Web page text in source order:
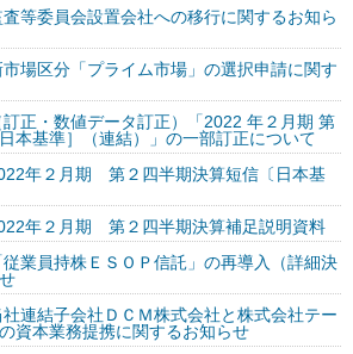
査等委員会設置会社への移行に関するお知ら
市場区分「プライム市場」の選択申請に関す
訂正・数値データ訂正）「2022 年２月期 第
本基準］（連結）」の一部訂正について
年２月期 第２四半期決算短信〔日本基
年２月期 第２四半期決算補足説明資料
従業員持株ＥＳＯＰ信託」の再導入（詳細決
社連結子会社ＤＣＭ株式会社と株式会社テー
資本業務提携に関するお知らせ